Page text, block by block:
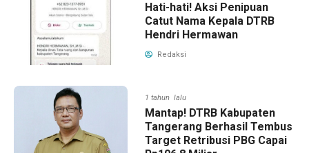
Hati-hati! Aksi Penipuan
Catut Nama Kepala DTRB
Hendri Hermawan
Redaksi
1 tahun lalu
Mantap! DTRB Kabupaten
Tangerang Berhasil Tembus
Target Retribusi PBG Capai